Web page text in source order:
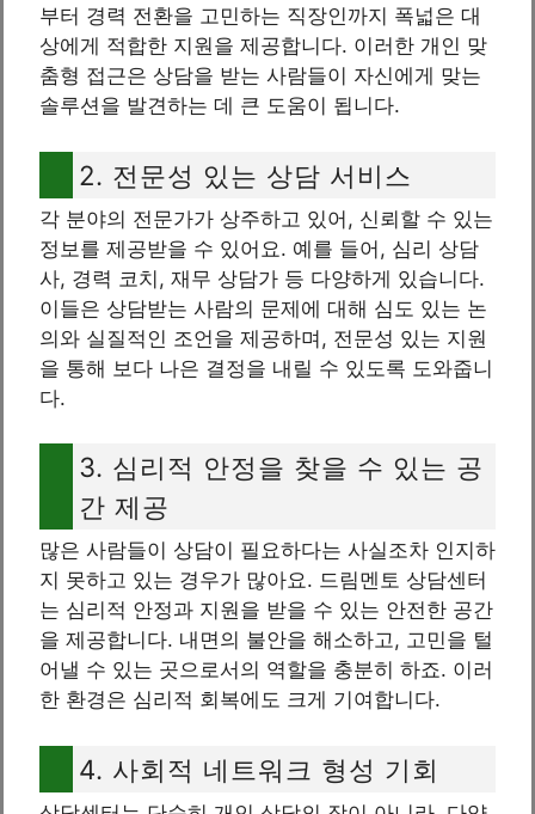
부터 경력 전환을 고민하는 직장인까지 폭넓은 대
상에게 적합한 지원을 제공합니다. 이러한 개인 맞
춤형 접근은 상담을 받는 사람들이 자신에게 맞는
솔루션을 발견하는 데 큰 도움이 됩니다.
2. 전문성 있는 상담 서비스
각 분야의 전문가가 상주하고 있어, 신뢰할 수 있는
정보를 제공받을 수 있어요. 예를 들어, 심리 상담
사, 경력 코치, 재무 상담가 등 다양하게 있습니다.
이들은 상담받는 사람의 문제에 대해 심도 있는 논
의와 실질적인 조언을 제공하며, 전문성 있는 지원
을 통해 보다 나은 결정을 내릴 수 있도록 도와줍니
다.
3. 심리적 안정을 찾을 수 있는 공
간 제공
많은 사람들이 상담이 필요하다는 사실조차 인지하
지 못하고 있는 경우가 많아요. 드림멘토 상담센터
는 심리적 안정과 지원을 받을 수 있는 안전한 공간
을 제공합니다. 내면의 불안을 해소하고, 고민을 털
어낼 수 있는 곳으로서의 역할을 충분히 하죠. 이러
한 환경은 심리적 회복에도 크게 기여합니다.
4. 사회적 네트워크 형성 기회